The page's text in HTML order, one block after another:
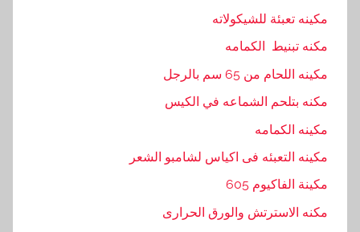
مكينه تعبئة للشيكولاته
مكنه تبنيط الكمامه
مكينه اللحام من 65 سم بالرجل
مكنه بتلحم الشماعه في الكيس
مكينه الكمامه
مكينه التعبئه فى اكياس لشامبو الشعر
مكينة الفاكيوم 605
مكنه الاسترتش والورق الحرارى